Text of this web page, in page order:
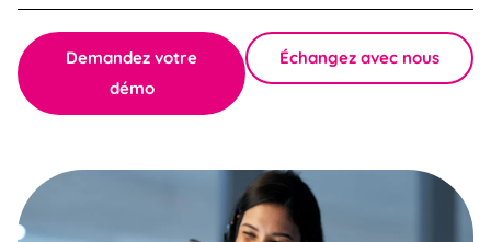
Demandez votre
démo
Échangez avec nous